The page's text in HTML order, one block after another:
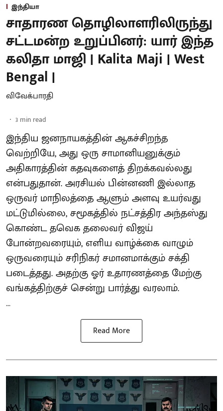
இந்தியா
சாதாரண தொழிலாளரிலிருந்து
சட்டமன்ற உறுப்பினர்: யார் இந்த
கலிதா மாஜி | Kalita Maji | West
Bengal |
விவேக்பாரதி
3 min read
இந்திய ஜனநாயகத்தின் ஆகச்சிறந்த
வெற்றியே, அது ஒரு சாமானியனுக்கும்
அதிகாரத்தின் கதவுகளைத் திறக்கவல்லது
என்பதுதான். அரசியல் பின்னணி இல்லாத
ஒருவர் மாநிலத்தை ஆளும் அளவு உயர்வது
மட்டுமில்லை, சமூகத்தில் நட்சத்திர அந்தஸ்து
கொண்ட தவெக தலைவர் விஜய்
போன்றவரையும், எளிய வாழ்க்கை வாழும்
ஒருவரையும் சரிநிகர் சமானமாக்கும் சக்தி
படைத்தது. அதற்கு ஓர் உதாரணத்தை மேற்கு
வங்கத்திற்குச் சென்று பார்த்து வரலாம்.
...
Read More